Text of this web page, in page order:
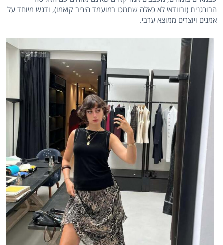
הבורגנית (ובוודאי לא כאלה שתמכו במועמד היריב קואמו), ודגש מיוחד על
אמנים ויוצרים ממוצא ערבי.